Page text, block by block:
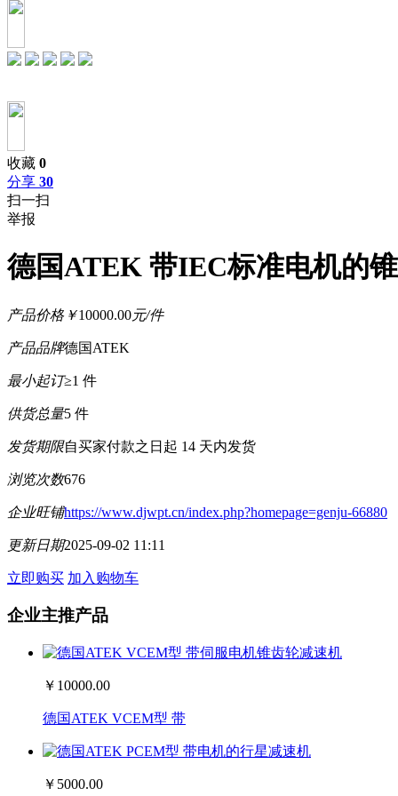
收藏 0
分享 30
扫一扫
举报
德国ATEK 带IEC标准电机的
产品价格￥10000.00元/件
产品品牌德国ATEK
最小起订≥1 件
供货总量5 件
发货期限自买家付款之日起 14 天内发货
浏览次数676
企业旺铺https://www.djwpt.cn/index.php?homepage=genju-66880
更新日期2025-09-02 11:11
立即购买 加入购物车
企业主推产品
￥10000.00
德国ATEK VCEM型 带
￥5000.00